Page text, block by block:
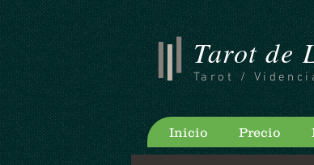
Tarot de
Tarot /
Inicio Precio